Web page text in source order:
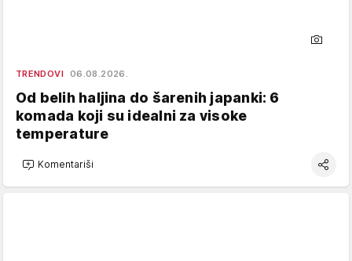
TRENDOVI 06.08.2026.
Od belih haljina do šarenih japanki: 6
komada koji su idealni za visoke
temperature
Komentariši